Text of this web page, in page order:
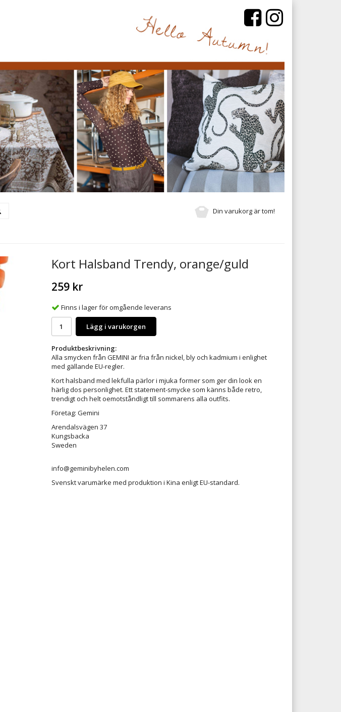
Din varukorg är tom!
Kort Halsband Trendy, orange/guld
259 kr
Finns i lager för omgående leverans
Lägg i varukorgen
Produktbeskrivning:
Alla smycken från GEMINI är fria från nickel, bly och kadmium i enlighet
med gällande EU-regler.
Kort halsband med lekfulla pärlor i mjuka former som ger din look en
härlig dos personlighet. Ett statement-smycke som känns både retro,
trendigt och helt oemotståndligt till sommarens alla outfits.
Företag: Gemini
Arendalsvägen 37
Kungsbacka
Sweden
info@geminibyhelen.com
Svenskt varumärke med produktion i Kina enligt EU-standard.